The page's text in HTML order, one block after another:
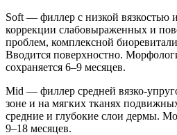
Soft — филлер с низкой вязкостью
коррекции слабовыраженных и
проблем, комплексной
Вводится поверхностно.
сохраняется 6–9 месяцев.
Mid — филлер средней вязко-
зоне и на мягких тканях
средние и глубокие слои дермы.
9–18 месяцев.